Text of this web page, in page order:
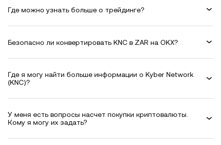
Где можно узнать больше о трейдинге?
Безопасно ли конвертировать KNC в ZAR на OKX?
Где я могу найти больше информации о Kyber Network
(KNC)?
У меня есть вопросы насчет покупки криптовалюты.
Кому я могу их задать?